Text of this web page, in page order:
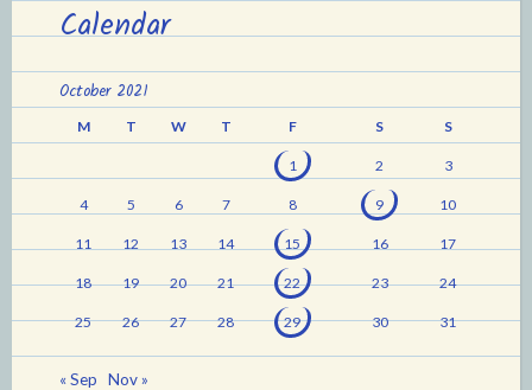
Calendar
October 2021
M T W T F S S
1 2 3
4 5 6 7 8 9 10
11 12 13 14 15 16 17
18 19 20 21 22 23 24
25 26 27 28 29 30 31
« Sep Nov »